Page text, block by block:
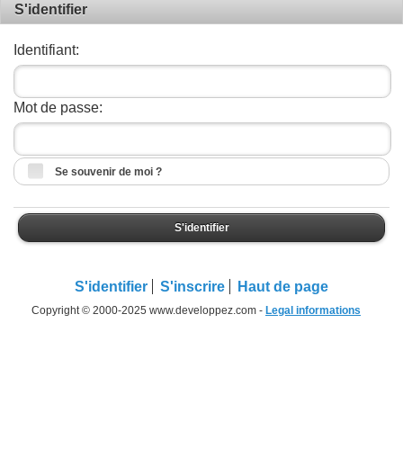
S'identifier
Identifiant:
Mot de passe:
Se souvenir de moi ?
S'identifier
S'identifier S'inscrire Haut de page
Copyright © 2000-2025 www.developpez.com - Legal informations